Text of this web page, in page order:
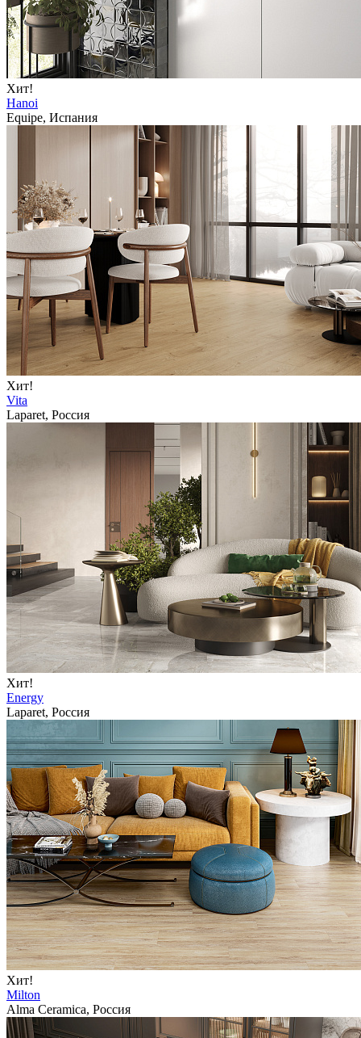
Хит!
Hanoi
Equipe, Испания
Хит!
Vita
Laparet, Россия
Хит!
Energy
Laparet, Россия
Хит!
Milton
Alma Ceramica, Россия